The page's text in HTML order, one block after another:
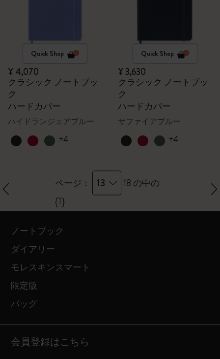
Quick Shop
¥ 4,070
クラシック ノートブッ
ク
ハードカバー
ハイドランジェアブルー
+4
Quick Shop
¥ 3,630
クラシック ノートブッ
ク
ハードカバー
サファイアブルー
+4
ページ： 13
18 の中の
{1}
ノートブック
ダイアリー
モレスキンスマート
限定版
バッグ
会員登録はこちら